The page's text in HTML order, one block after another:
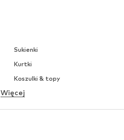
Sukienki
Kurtki
Koszulki & topy
Bielizna
Więcej